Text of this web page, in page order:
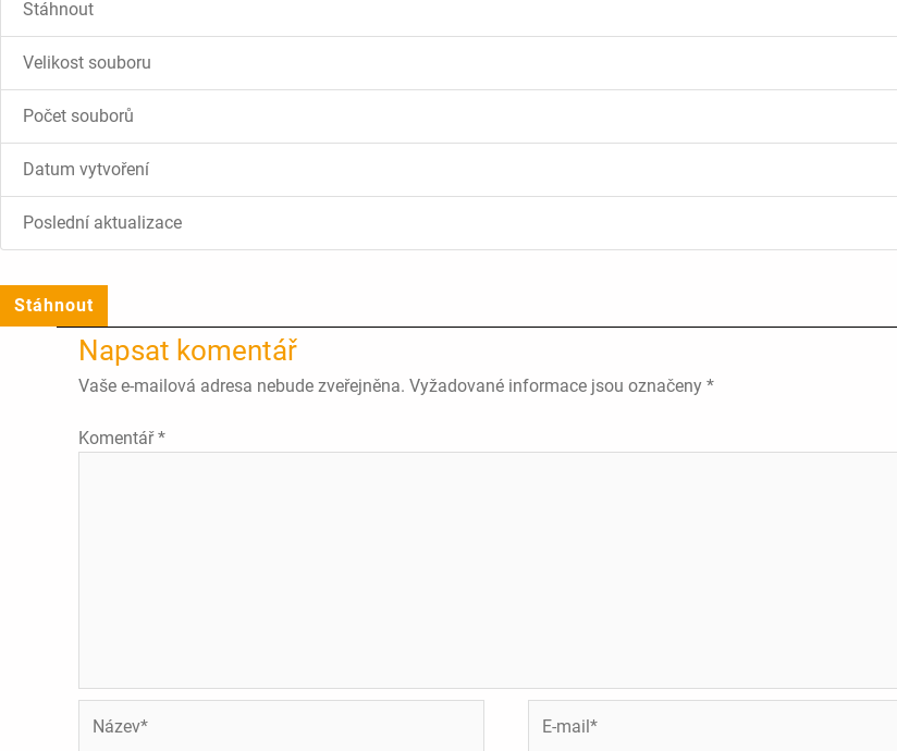
Stáhnout
Velikost souboru
Počet souborů
Datum vytvoření
Poslední aktualizace
Stáhnout
Napsat komentář
Vaše e-mailová adresa nebude zveřejněna. Vyžadované informace jsou označeny *
Komentář*
mail*